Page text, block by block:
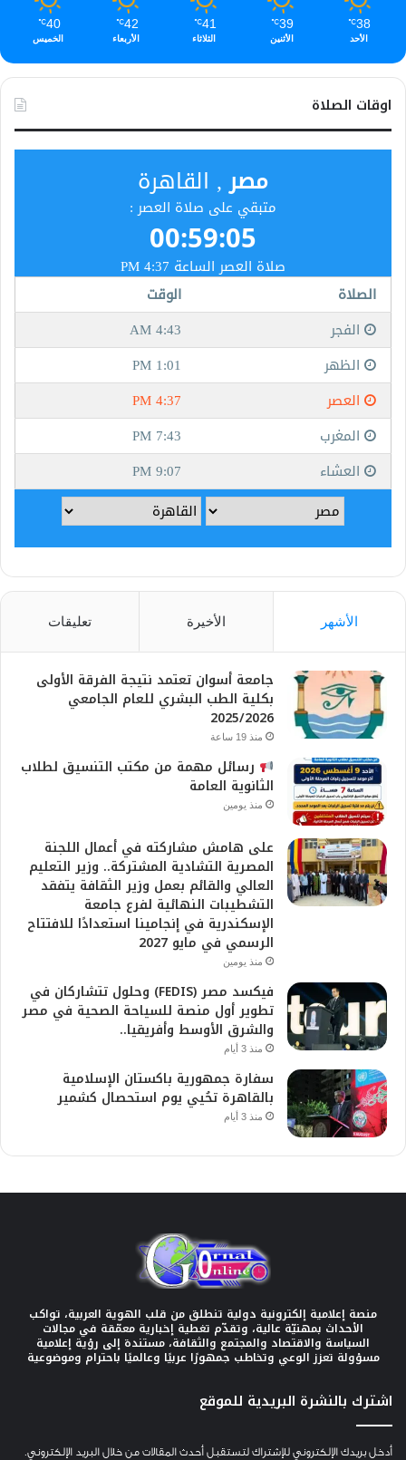
38
℃
الأحد
39
℃
الأثنين
41
℃
الثلاثاء
42
℃
الأربعاء
40
℃
الخميس
اوقات الصلاة
الأشهر الأخيرة تعليقات
جامعة أسوان تعتمد نتيجة الفرقة الأولى
بكلية الطب البشري للعام الجامعي
2025/2026
منذ 19 ساعة
رسائل مهمة من مكتب التنسيق لطلاب
الثانوية العامة
منذ يومين
على هامش مشاركته في أعمال اللجنة
المصرية التشادية المشتركة.. وزير التعليم
العالي والقائم بعمل وزير الثقافة يتفقد
التشطيبات النهائية لفرع جامعة
الإسكندرية في إنجامينا استعدادًا للافتتاح
الرسمي في مايو 2027
منذ يومين
فيكسد مصر (FEDIS) وحلول تتشاركان في
تطوير أول منصة للسياحة الصحية في مصر
والشرق الأوسط وأفريقيا..
منذ 3 أيام
سفارة جمهورية باكستان الإسلامية
بالقاهرة تحُيي يوم استحصال كشمير
منذ 3 أيام
منصة إعلامية إلكترونية دولية تنطلق من قلب الهوية العربية، تواكب
الأحداث بمهنيّة عالية، وتقدّم تغطية إخبارية معمّقة في مجالات
السياسة والاقتصاد والمجتمع والثقافة، مستندة إلى رؤية إعلامية
مسؤولة تعزز الوعي وتخاطب جمهورًا عربيًا وعالميًا باحترام وموضوعية
اشترك بالنشرة البريدية للموقع
أدخل بريدك الإلكتروني للإشتراك لتستقبل أحدث المقالات من خلال البريد الإلكتروني.